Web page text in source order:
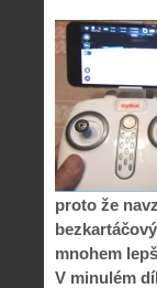
proto že
mnohem
V minulém